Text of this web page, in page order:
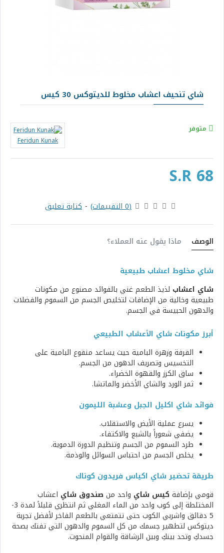
شاي تنحيف اعشاب مخلوط للديتوكس 30 كيس
(0 التقييمات) - كتابة تعليق
S.R 68
متوفر
Feridun Kunak
الوصف ماذا يقول عنه العملاء؟
شاي مخلوط اعشاب طبيعية
شاي اعشاب لذيذ الطعم غني بالفوائد مصنوع من مكونات
طبيعية وخالية من الإضافات لتخليص الجسم من السموم والفضلات
والدهون الحبيسة في الجسم.
أبرز مكونات شاي الأعشاب الطبيعي
القرفة وزهرة البامية حيث يساعد منقوع البامية على
التخسيس وتصريف الدهون من الجسم.
ساق الكرز والقهوة الخضراء.
ثمر الورد والشاي الأخضر والماتشا.
فوائد شاي اكليل الجبل وعشبة الليمون
يسرع عملية الأيض والاستقلاب.
يضفي شعوراً بالشبع والاكتفاء.
طرد السموم من الجسم وتنظيم الدورة الدموية.
يخلص الجسم من احتباس السوائل والوذمة.
طريقة تحضير شاي اكياس فريدون كوناك
قومي بإضافة كيس شاي واحد من صندوق شاي اعشاب
المختلطة إلى كوب واحد من الماء المغلي ثم انتظري قليلاً لمدة 3-
5 دقائق واشربي الكوب حتى تتمتعي بالطعم الفاخر لأفضل تجربة
ديتوكس لتطهير جسمك من كل السموم والدهون التي تفتك بصحة
جسدكِ وتحد بينكِ وبين الرشاقة والقوام المنحوت.